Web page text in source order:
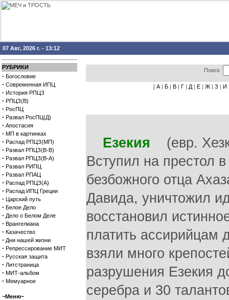
07 Авг, 2026 г. - 13:12
РУБРИКИ
· Богословие
· Современная ИПЦ
· История РПЦЗ
· РПЦЗ(В)
· РосПЦ
· Развал РосПЦ(Д)
· Апостасия
· МП в картинках
· Распад РПЦЗ(МП)
· Развал РПЦЗ(В-В)
· Развал РПЦЗ(В-А)
· Развал РИПЦ
· Развал РПАЦ
· Распад РПЦЗ(А)
· Распад ИПЦ Греции
· Царский путь
· Белое Дело
· Дело о Белом Деле
· Врангелиана
· Казачество
· Дни нашей жизни
· Репрессирование МИТ
· Русская защита
· Литстраница
· МИТ-альбом
· Мемуарное
~Меню~
Поиск
[ А | Б | В | Г | Д | Е | Ж | З | И
Езекия (евр.
Вступил на престол
безбожного отца
Давида, уничтожил
восстановил
платить ассирийцам
взяли много
разрушения Езекия
серебра и 30